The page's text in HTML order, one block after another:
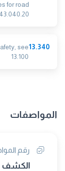
for road
13.340
see
13.100
المواصفات
رقم المواصفة
الكشف